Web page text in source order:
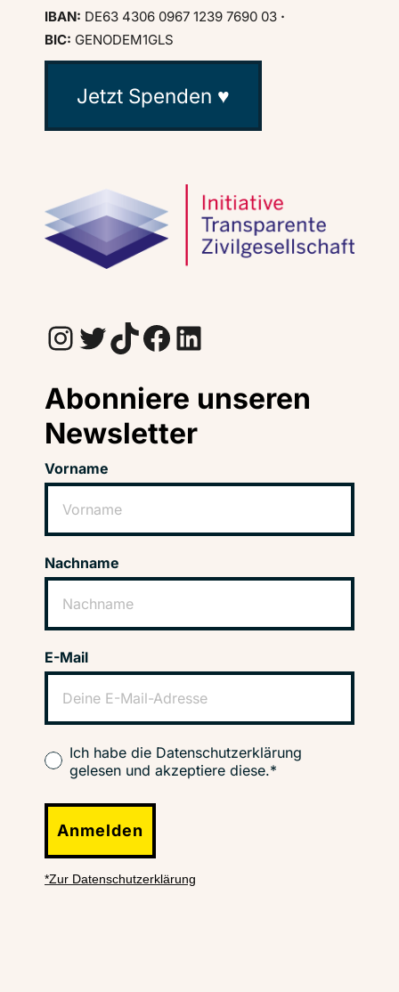
IBAN: DE63 4306 0967 1239 7690 03 ·
BIC: GENODEM1GLS
Jetzt Spenden ♥
InstagramTwitter TikTok Facebook LinkedIn
Abonniere unseren
Newsletter
Vorname
Nachname
E-Mail
Ich habe die Datenschutzerklärung
gelesen und akzeptiere diese.*
Anmelden
*Zur Datenschutzerklärung